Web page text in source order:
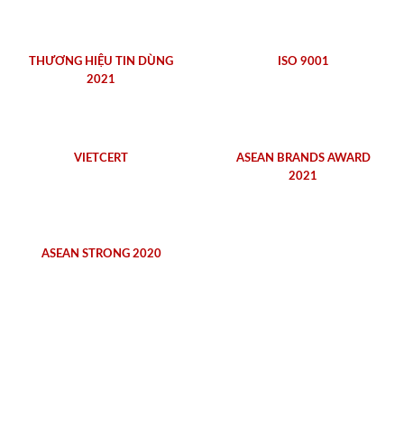
THƯƠNG HIỆU TIN DÙNG
2021
ISO 9001
VIETCERT
ASEAN BRANDS AWARD
2021
ASEAN STRONG 2020